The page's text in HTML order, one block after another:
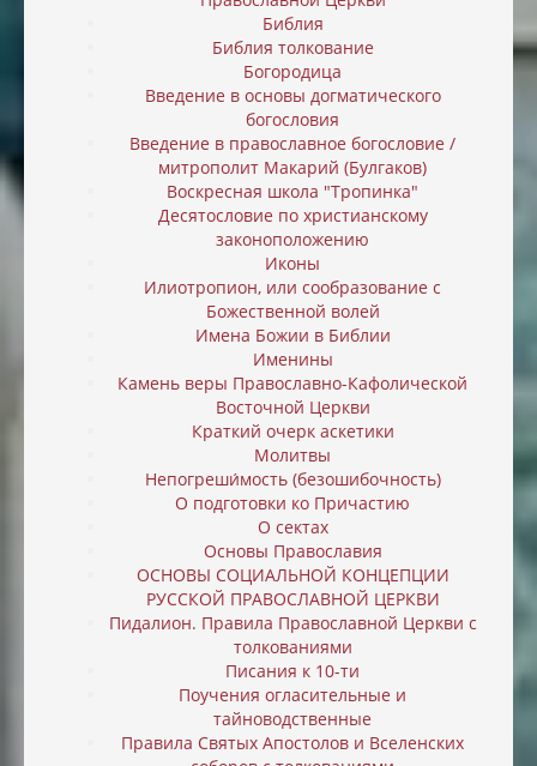
Библия
Библия толкование
Богородица
Введение в основы догматического
богословия
Введение в православное богословие /
митрополит Макарий (Булгаков)
Воскресная школа "Тропинка"
Десятословие по христианскому
законоположению
Иконы
Илиотропион, или cообразование с
Божественной волей
Имена Божии в Библии
Именины
Камень веры Православно-Кафолической
Восточной Церкви
Краткий очерк аскетики
Молитвы
Непогреши́мость (безошибочность)
О подготовки ко Причастию
О сектах
Основы Православия
ОСНОВЫ СОЦИАЛЬНОЙ КОНЦЕПЦИИ
РУССКОЙ ПРАВОСЛАВНОЙ ЦЕРКВИ
Пидалион. Правила Православной Церкви с
толкованиями
Писания к 10-ти
Поучения огласительные и
тайноводственные
Правила Святых Апостолов и Вселенских